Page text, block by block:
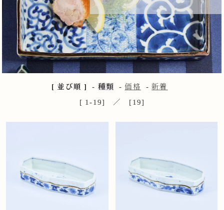
[ 並び順 ] - 種類 -価格 -新着
[ 1-19] ／ [19]